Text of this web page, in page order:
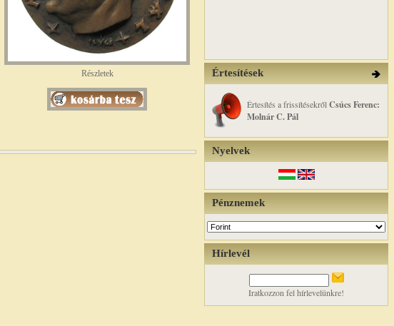
Részletek Értesítések
Értesítés a frissítésekről Csúcs Ferenc:
Molnár C. Pál
Nyelvek
Pénznemek
Hírlevél
Iratkozzon fel hírlevelünkre!